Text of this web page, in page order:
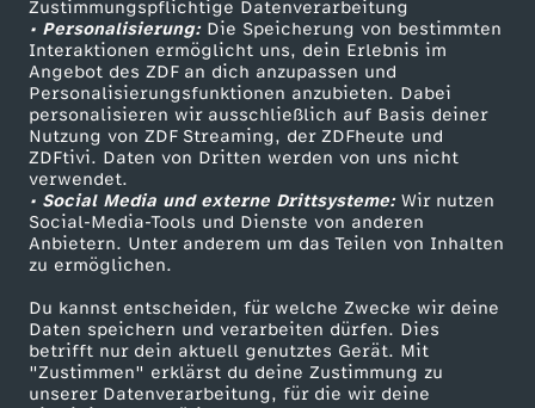
Zustimmungspflichtige Datenverarbeitung
• Personalisierung:Die Speicherung von bestimmten
Interaktionen ermöglicht uns, dein Erlebnis im
Angebot des ZDF an dich anzupassen und
Personalisierungsfunktionen anzubieten. Dabei
personalisieren wir ausschließlich auf Basis deiner
Nutzung von ZDF Streaming, der ZDFheute und
ZDFtivi. Daten von Dritten werden von uns nicht
verwendet.
• Social Media und externe Drittsysteme:Wir nutzen
Social-Media-Tools und Dienste von anderen
Anbietern. Unter anderem um das Teilen von Inhalten
zu ermöglichen.
Du kannst entscheiden, für welche Zwecke wir deine
Daten speichern und verarbeiten dürfen. Dies
betrifft nur dein aktuell genutztes Gerät. Mit
"Zustimmen" erklärst du deine Zustimmung zu
unserer Datenverarbeitung, für die wir deine
r
b
e
r
t
s
Livestreams
Sendungen A-Z
TV-Programm
Zuschauerservice
Hilfe
ZDF Unternehmen
Karriere
ZDF goes Schule
Werbefernsehen
Mainzelmännchen